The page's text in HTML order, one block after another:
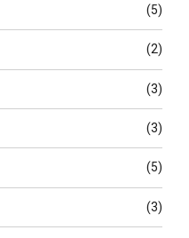
(5)
(2)
(3)
(3)
(5)
(3)